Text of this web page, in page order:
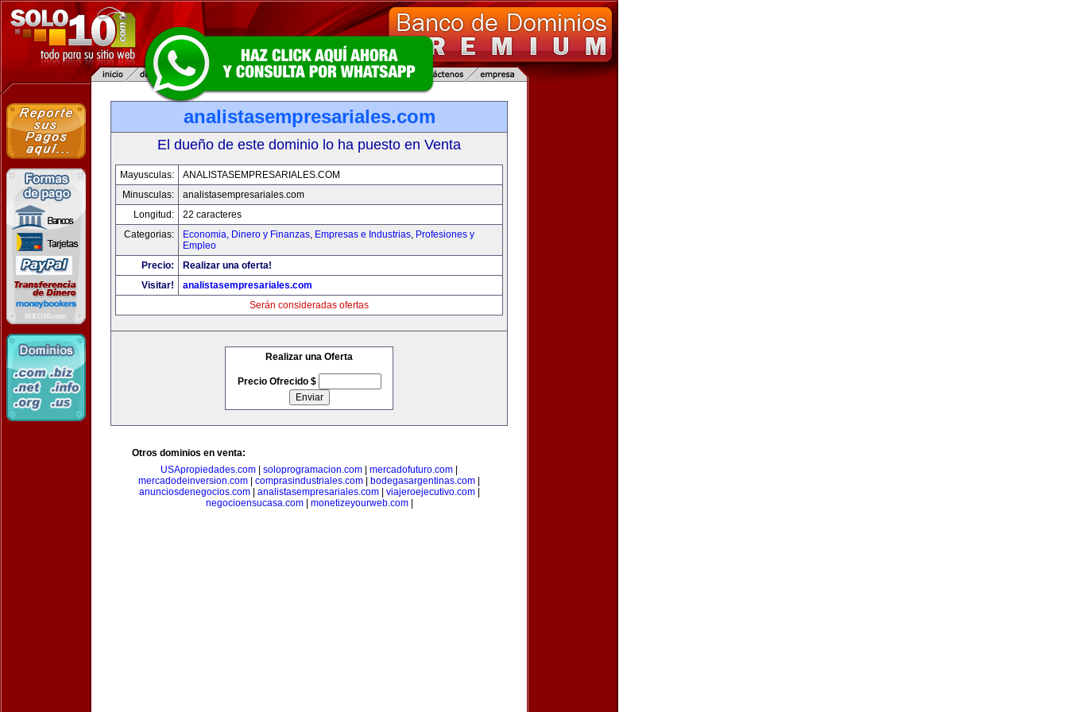
analistasempresariales.com
El dueño de este dominio lo ha puesto en Venta
Mayusculas:
ANALISTASEMPRESARIALES.COM
Minusculas:
analistasempresariales.com
Longitud:
22 caracteres
Categorias:
Economia, Dinero y Finanzas, Empresas e Industrias, Profesiones y
Empleo
Precio:
Realizar una oferta!
Visitar!
analistasempresariales.com
Serán consideradas ofertas
Realizar una Oferta
Precio Ofrecido $
Otros dominios en venta:
USApropiedades.com
soloprogramacion.com mercadofuturo.com
mercadodeinversion.com
comprasindustriales.com bodegasargentinas.com
anunciosdenegocios.com| analistasempresariales.com| viajeroejecutivo.com|
negocioensucasa.com| monetizeyourweb.com|